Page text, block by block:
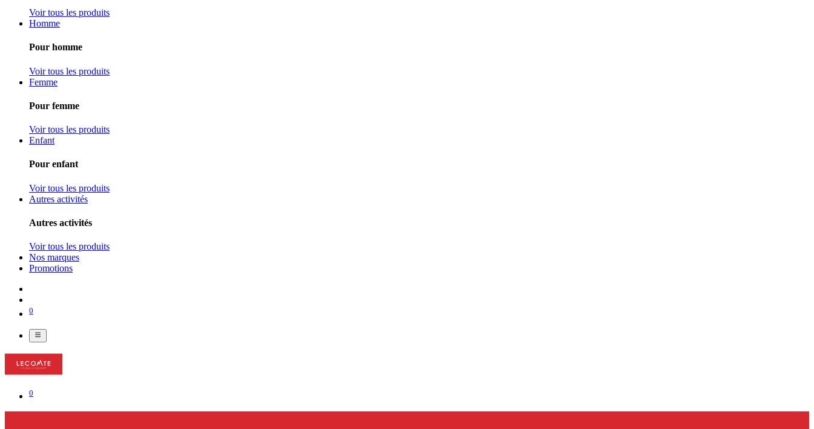
Voir tous les produits
Homme
Pour homme
Voir tous les produits
Femme
Pour femme
Voir tous les produits
Enfant
Pour enfant
Voir tous les produits
Autres activités
Autres activités
Voir tous les produits
Nos marques
Promotions
0
0